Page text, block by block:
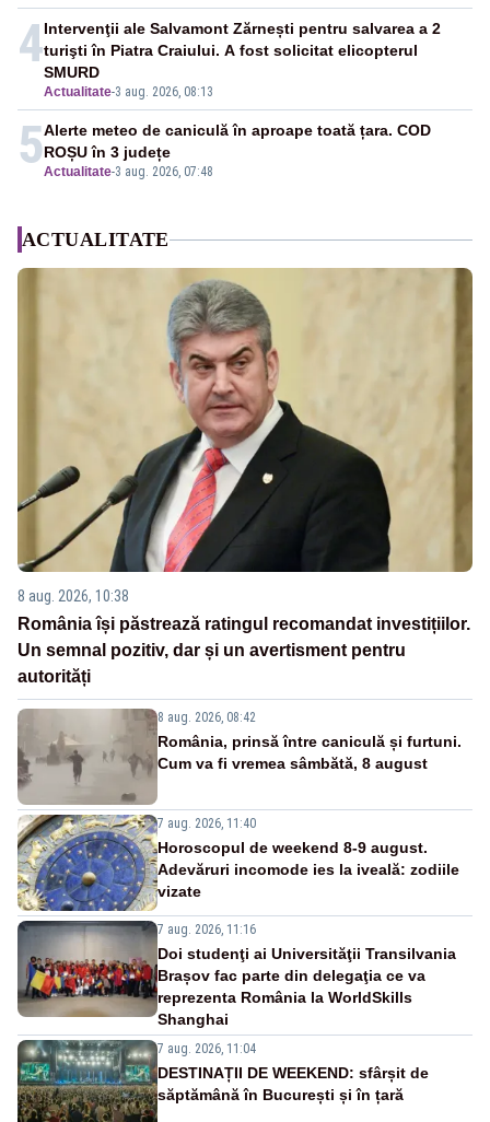
4
Actualitate-3 aug. 2026, 08:13
Intervenţii ale Salvamont Zărnești pentru salvarea a 2
turişti în Piatra Craiului. A fost solicitat elicopterul
SMURD
5Actualitate-3 aug. 2026, 07:48
Alerte meteo de caniculă în aproape toată țara. COD
ROȘU în 3 județe
ACTUALITATE
8 aug. 2026, 10:38
România își păstrează ratingul recomandat investițiilor.
Un semnal pozitiv, dar și un avertisment pentru
autorități
8 aug. 2026, 08:42
România, prinsă între caniculă și furtuni.
Cum va fi vremea sâmbătă, 8 august
7 aug. 2026, 11:40
Horoscopul de weekend 8-9 august.
Adevăruri incomode ies la iveală: zodiile
vizate
7 aug. 2026, 11:16
Doi studenţi ai Universităţii Transilvania
Brașov fac parte din delegaţia ce va
reprezenta România la WorldSkills
Shanghai
7 aug. 2026, 11:04
DESTINAȚII DE WEEKEND: sfârșit de
săptămână în București și în țară